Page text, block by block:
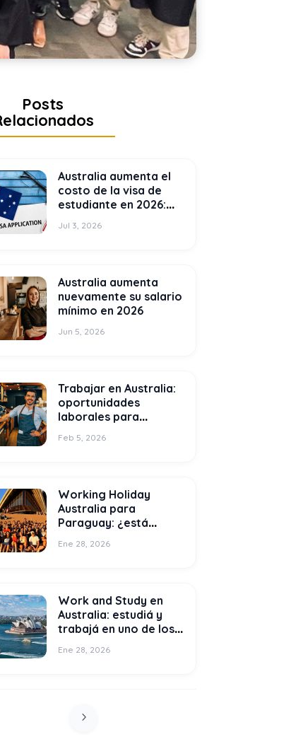
Posts
Australia aumenta el
costo de la visa de
estudiante en 2026:
estudiantes
Jul 3, 2026
Australia aumenta
nuevamente su salario
mínimo en 2026
Jun 5, 2026
Trabajar en Australia:
oportunidades
laborales para
internacionales
Feb 5, 2026
Working Holiday
Australia para
Paraguay: ¿está
Ene 28, 2026
Work and Study en
Australia: estudiá y
trabajá en uno de los
del mundo
Ene 28, 2026